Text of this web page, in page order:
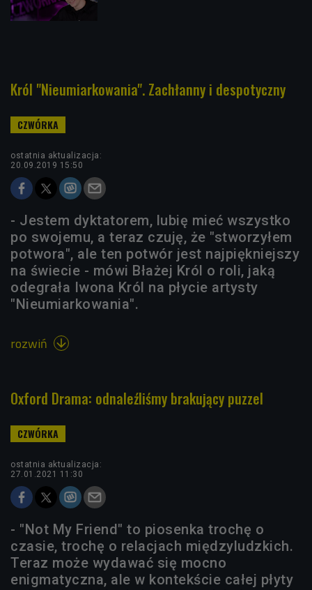
Król "Nieumiarkowania". Zachłanny i despotyczny
ostatnia aktualizacja:
20.09.2019 15:50
- Jestem dyktatorem, lubię mieć wszystko
po swojemu, a teraz czuję, że "stworzyłem
potwora", ale ten potwór jest najpiękniejszy
na świecie - mówi Błażej Król o roli, jaką
odegrała Iwona Król na płycie artysty
"Nieumiarkowania".
rozwiń 
Oxford Drama: odnaleźliśmy brakujący puzzel
ostatnia aktualizacja:
27.01.2021 11:30
- "Not My Friend" to piosenka trochę o
czasie, trochę o relacjach międzyludzkich.
Teraz może wydawać się mocno
enigmatyczna, ale w kontekście całej płyty